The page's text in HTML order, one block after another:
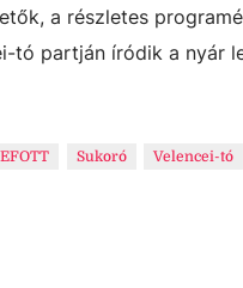
a részletes
tó partján íródik a nyár
EFOTT Sukoró Velencei-tó